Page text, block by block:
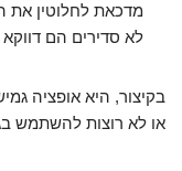
מדכאת לחלוטין את
לא סדירים הם דווקא
בקיצור, היא אופציה
או לא רוצות להשתמש